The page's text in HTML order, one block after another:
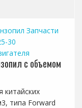
Запчасти
30
с объемом
китайских
типа Forward